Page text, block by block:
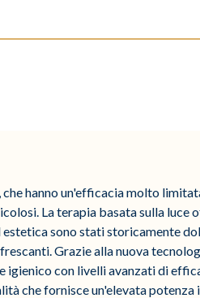
hanno un'efficacia molto
La terapia basata sulla luce
sono stati storicamente
Grazie alla nuova
igienico con livelli avanzati di
che fornisce un'elevata potenza